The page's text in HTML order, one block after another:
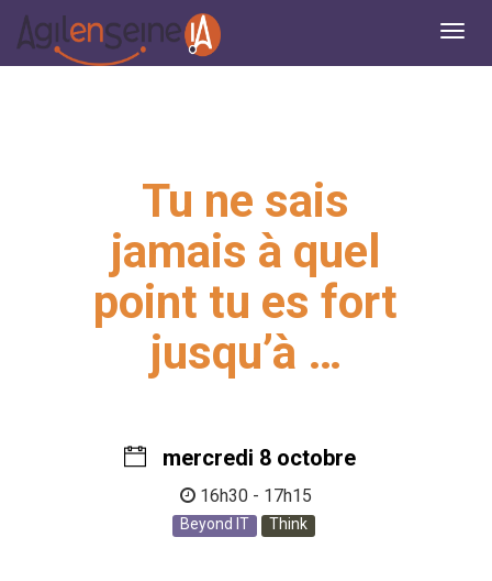
Tu ne sais
jamais à quel
point tu es fort
jusqu’à …
mercredi 8 octobre
16h30 - 17h15
Beyond IT Think